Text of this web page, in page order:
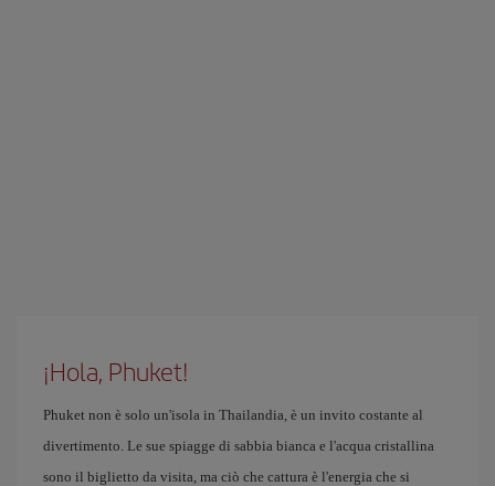
¡Hola, Phuket!
Phuket non è solo un'isola in Thailandia, è un invito costante al
divertimento. Le sue spiagge di sabbia bianca e l'acqua cristallina
sono il biglietto da visita, ma ciò che cattura è l'energia che si